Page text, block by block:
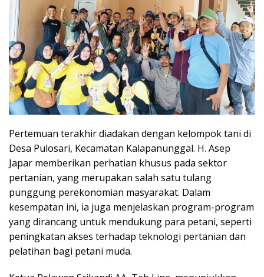
Pertemuan terakhir diadakan dengan kelompok tani di
Desa Pulosari, Kecamatan Kalapanunggal. H. Asep
Japar memberikan perhatian khusus pada sektor
pertanian, yang merupakan salah satu tulang
punggung perekonomian masyarakat. Dalam
kesempatan ini, ia juga menjelaskan program-program
yang dirancang untuk mendukung para petani, seperti
peningkatan akses terhadap teknologi pertanian dan
pelatihan bagi petani muda.